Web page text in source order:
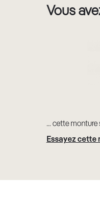
Vous
... cette monture
Essayez cette